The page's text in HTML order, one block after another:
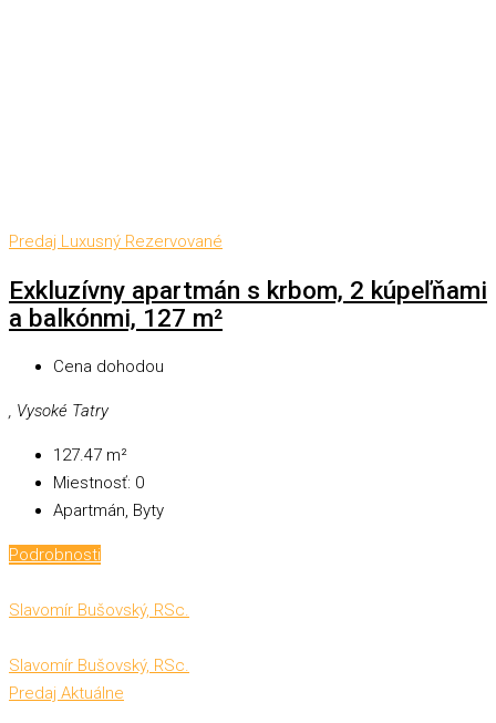
Predaj Luxusný Rezervované
Exkluzívny apartmán s krbom, 2 kúpeľňami
a balkónmi, 127 m²
Cena dohodou
, Vysoké Tatry
127.47 m²
Miestnosť: 0
Apartmán, Byty
Podrobnosti
Slavomír Bušovský, RSc.
Slavomír Bušovský, RSc.
Predaj Aktuálne